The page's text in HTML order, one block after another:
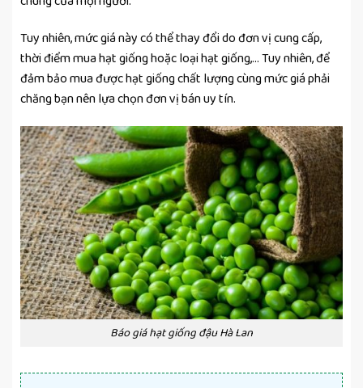
Tuy nhiên, mức giá này có thể thay đổi do đơn vị cung cấp,
thời điểm mua hạt giống hoặc loại hạt giống,… Tuy nhiên, để
đảm bảo mua được hạt giống chất lượng cùng mức giá phải
chăng bạn nên lựa chọn đơn vị bán uy tín.
Báo giá hạt giống đậu Hà Lan